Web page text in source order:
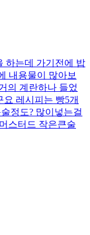
하는데 가기전에 밥
내용물이 많아보
의 계란하나 들었
레시피는 빵5개
정도? 많이넣는걸
스터드 작은큰술